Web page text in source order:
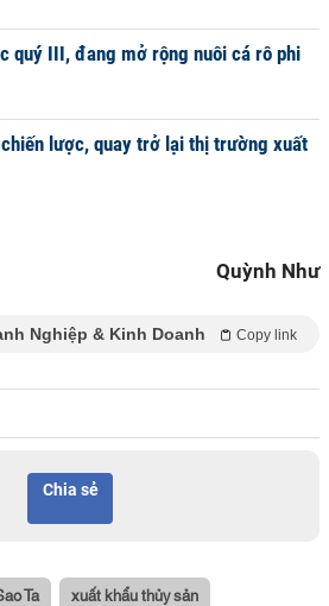
quý III, đang mở rộng nuôi cá rô phi
lược, quay trở lại thị trường xuất
Quỳnh Như
Nghiệp & Kinh Doanh Copy link
Chia sẻ
Ta xuất khẩu thủy sản